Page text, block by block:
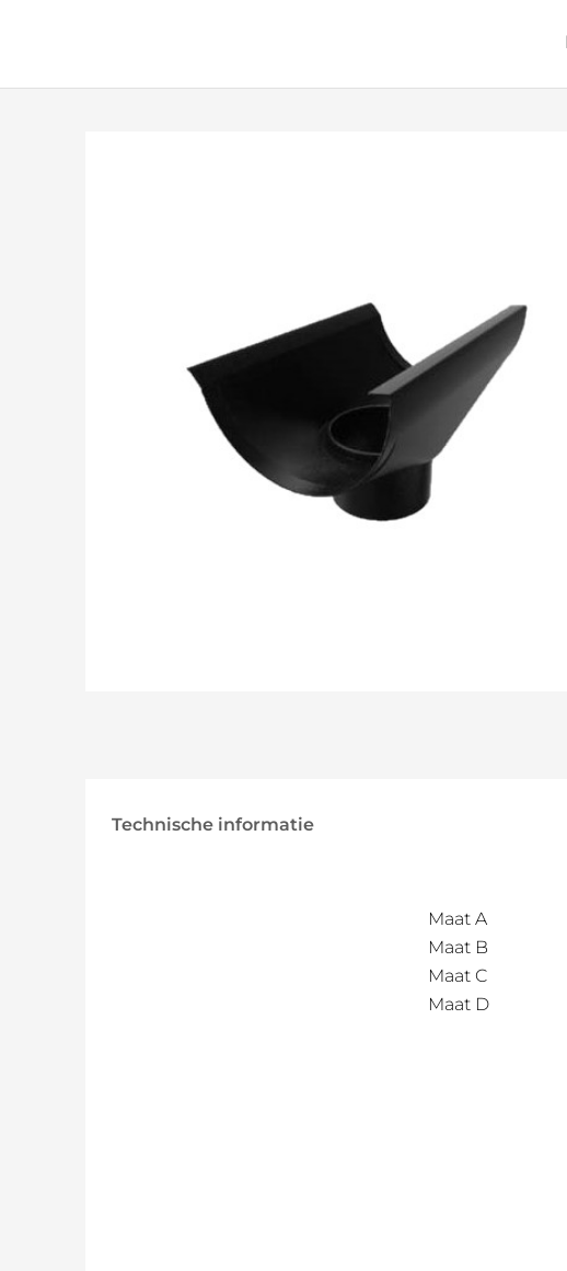
Technische informatie
Maat A
Maat B
Maat C
Maat D